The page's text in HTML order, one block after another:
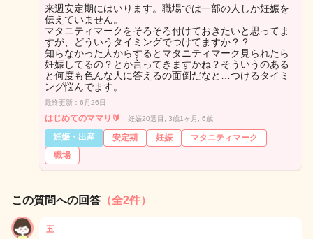
来週安定期にはいります。職場では一部の人しか妊娠を
伝えていません。
マタニティマークをそろそろ付けておきたいと思ってま
すが、どういうタイミングでつけてますか？？
知らなかった人からするとマタニティマーク見られたら
妊娠してるの？とか言ってきますかね？そういうのある
と何度も色んな人に答えるの面倒だなと…つけるタイミ
ング悩んでます。
最終更新：6月26日
はじめてのママリ🔰 妊娠20週目, 3歳1ヶ月, 6歳
妊娠・出産 安定期 妊娠
マタニティマーク
職場
この質問への回答 （全2件）
五